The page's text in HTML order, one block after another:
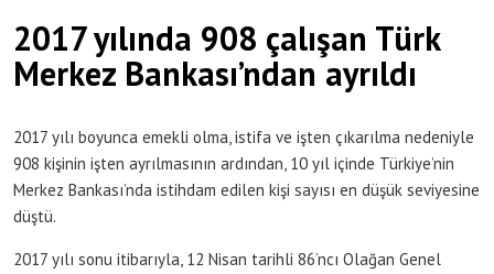
2017 yılında 908 çalışan Türk
Merkez Bankası’ndan ayrıldı
2017 yılı boyunca emekli olma, istifa ve işten çıkarılma nedeniyle
908 kişinin işten ayrılmasının ardından, 10 yıl içinde Türkiye’nin
Merkez Bankası’nda istihdam edilen kişi sayısı en düşük seviyesine
düştü.
2017 yılı sonu itibarıyla, 12 Nisan tarihli 86’ncı Olağan Genel